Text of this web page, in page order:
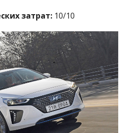
затрат:10/10